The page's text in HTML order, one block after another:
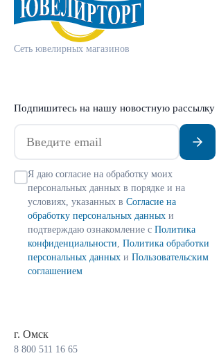
Сеть ювелирных магазинов
Подпишитесь на нашу новостную рассылку
Я даю согласие на обработку моих
персональных данных в порядке и на
условиях, указанных в Согласие на
обработку персональных данных и
подтверждаю ознакомление с Политика
конфиденциальности, Политика обработки
персональных данных и Пользовательским
соглашением
г. Омск
8 800 511 16 65